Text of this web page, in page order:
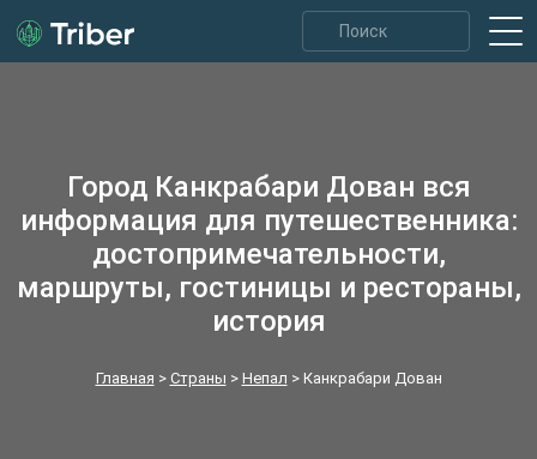
Город Канкрабари Дован вся
информация для путешественника:
достопримечательности,
маршруты, гостиницы и рестораны,
история
Главная > Страны > Непал > Канкрабари Дован